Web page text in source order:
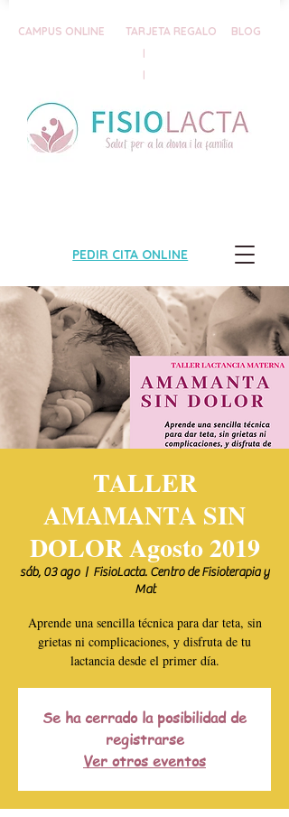
PEDIR CITA ONLINE
CAMPUS ONLINE TARJETA REGALO BLOG
TALLER
AMAMANTA SIN
DOLOR Agosto 2019
sáb, 03 ago
  |
FisioLacta. Centro de Fisioterapia y
Mat
Aprende una sencilla técnica para dar teta, sin
grietas ni complicaciones, y disfruta de tu
lactancia desde el primer día.
Se ha cerrado la posibilidad de
registrarse
Ver otros eventos